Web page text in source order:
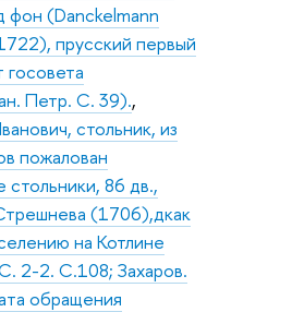
(Danckelmann
прусский первый
Петр. С. 39).,
стольник, из
пожалован
86 дв.,
(1706),дкак
на Котлине
2-2. С.108; Захаров.
обращения